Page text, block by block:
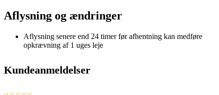
Aflysning og ændringer
Aflysning senere end 24 timer før afhentning kan medføre
opkrævning af 1 uges leje
Kundeanmeldelser